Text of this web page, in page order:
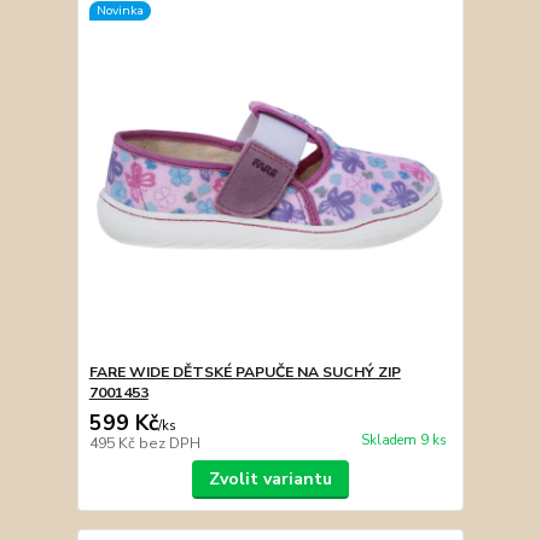
Novinka
FARE WIDE DĚTSKÉ PAPUČE NA SUCHÝ ZIP
7001453
599 Kč/ks
495 Kč bez DPH Skladem 9 ks
Zvolit variantu